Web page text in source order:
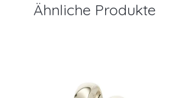
Ähnliche Produkte